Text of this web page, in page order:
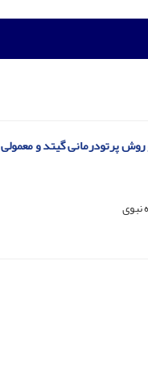
پرتودرمانی گیتد و معمولی
نبوی